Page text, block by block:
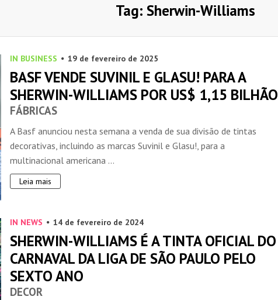
Tag: Sherwin-Williams
IN BUSINESS 19 de fevereiro de 2025
BASF VENDE SUVINIL E GLASU! PARA A
SHERWIN-WILLIAMS POR US$ 1,15 BILHÃO
FÁBRICAS
A Basf anunciou nesta semana a venda de sua divisão de tintas
decorativas, incluindo as marcas Suvinil e Glasu!, para a
multinacional americana ...
Leia mais
IN NEWS 14 de fevereiro de 2024
SHERWIN-WILLIAMS É A TINTA OFICIAL DO
CARNAVAL DA LIGA DE SÃO PAULO PELO
SEXTO ANO
DECOR